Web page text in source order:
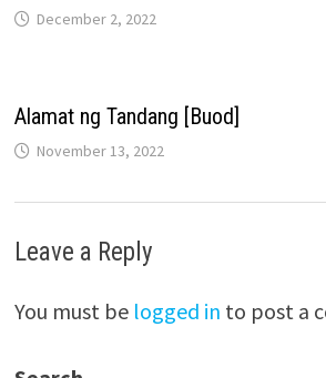
December 2, 2022
Alamat ng Tandang [Buod]
November 13, 2022
Leave a Reply
You must be logged in to post a